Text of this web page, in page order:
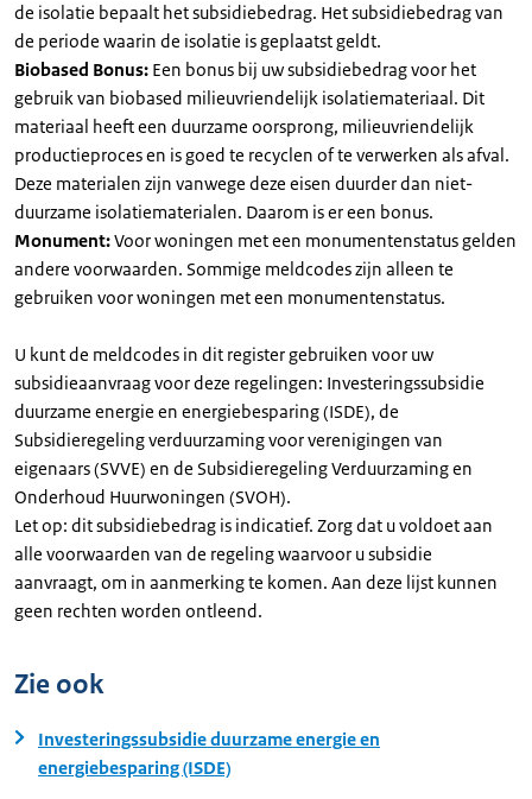
de isolatie bepaalt het subsidiebedrag. Het subsidiebedrag van
de periode waarin de isolatie is geplaatst geldt.
Biobased Bonus: Een bonus bij uw subsidiebedrag voor het
gebruik van biobased milieuvriendelijk isolatiemateriaal. Dit
materiaal heeft een duurzame oorsprong, milieuvriendelijk
productieproces en is goed te recyclen of te verwerken als afval.
Deze materialen zijn vanwege deze eisen duurder dan niet-
duurzame isolatiematerialen. Daarom is er een bonus.
Monument:Voor woningen met een monumentenstatus gelden
andere voorwaarden. Sommige meldcodes zijn alleen te
gebruiken voor woningen met een monumentenstatus.
U kunt de meldcodes in dit register gebruiken voor uw
subsidieaanvraag voor deze regelingen: Investeringssubsidie
duurzame energie en energiebesparing (ISDE), de
Subsidieregeling verduurzaming voor verenigingen van
eigenaars (SVVE) en de Subsidieregeling Verduurzaming en
Onderhoud Huurwoningen (SVOH).
Let op: dit subsidiebedrag is indicatief. Zorg dat u voldoet aan
alle voorwaarden van de regeling waarvoor u subsidie
aanvraagt, om in aanmerking te komen. Aan deze lijst kunnen
geen rechten worden ontleend.
Zie ook
Investeringssubsidie duurzame energie en
energiebesparing (ISDE)